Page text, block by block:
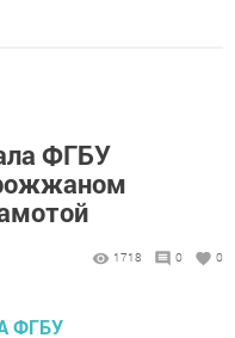
ФГБУ
1718 0 0